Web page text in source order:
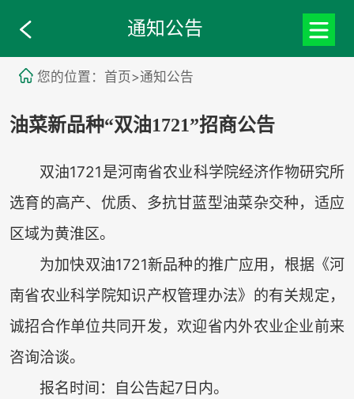
通知公告
您的位置：首页>通知公告
油菜新品种“双油1721”招商公告
双油1721是河南省农业科学院经济作物研究所
选育的高产、优质、多抗甘蓝型油菜杂交种，适应
区域为黄淮区。
为加快双油1721新品种的推广应用，根据《河
南省农业科学院知识产权管理办法》的有关规定，
诚招合作单位共同开发，欢迎省内外农业企业前来
咨询洽谈。
报名时间：自公告起7日内。